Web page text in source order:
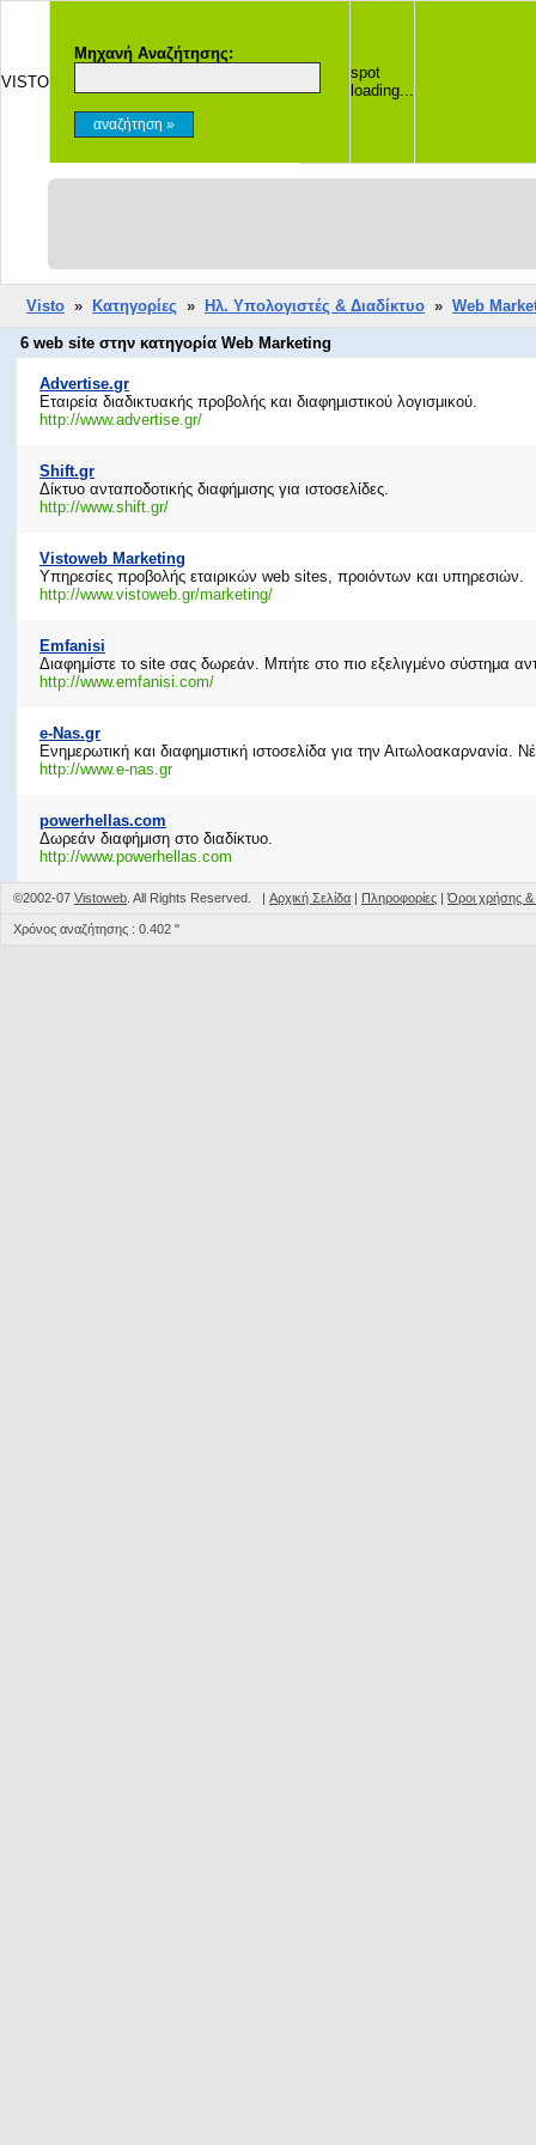
VISTO
Μηχανή Αναζήτησης:
spot
loading...
Visto » Κατηγορίες » Ηλ. Υπολογιστές & Διαδίκτυο » Web
6 web site στην κατηγορία Web Marketing
Advertise.gr
Εταιρεία διαδικτυακής προβολής και διαφημιστικού λογισμικού.
http://www.advertise.gr/
Shift.gr
Δίκτυο ανταποδοτικής διαφήμισης για ιστοσελίδες.
http://www.shift.gr/
Vistoweb Marketing
Υπηρεσίες προβολής εταιρικών web sites, προιόντων και υπηρεσιών.
http://www.vistoweb.gr/marketing/
Emfanisi
Διαφημίστε το site σας δωρεάν. Μπήτε στο πιο εξελιγμένο σύστημα
http://www.emfanisi.com/
e-Nas.gr
Ενημερωτική και διαφημιστική ιστοσελίδα για την
http://www.e-nas.gr
powerhellas.com
Δωρεάν διαφήμιση στο διαδίκτυο.
http://www.powerhellas.com
©2002-07 Vistoweb . All Rights Reserved. | Αρχική Σελίδα | Πληροφορίες |Όροι χρήσης
Χρόνος αναζήτησης : 0.402 "